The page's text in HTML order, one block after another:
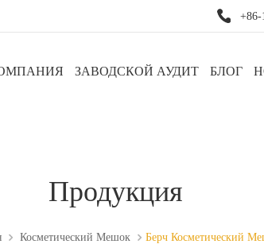
+86-
ЗАВОДСКОЙ АУДИТ БЛОГ
Продукция
Косметический Мешок Берч Косметический